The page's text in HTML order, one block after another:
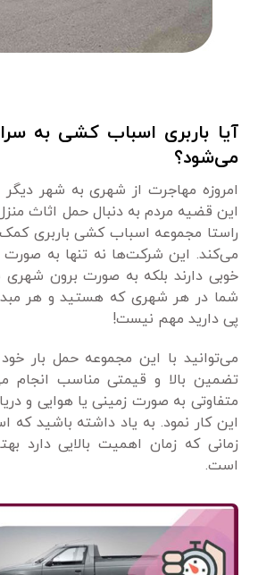
آیا باربری اسباب کشی به
می‌شود؟
امروزه مهاجرت از شهری به شهر دیگر
این قضیه مردم به دنبال حمل اثاث
راستا مجموعه اسباب کشی باربری کمک
می‌کند. این شرکت‌ها نه تنها به
خوبی دارند بلکه به صورت برون شهری
شما در هر شهری که هستید و هر
پی دارید مهم نیست!
می‌توانید با این مجموعه حمل بار
تضمین بالا و قیمتی مناسب انجام
متفاوتی به صورت زمینی یا هوایی و
این کار نمود. به یاد داشته باشید که
زمانی که زمان اهمیت بالایی دارد
است.